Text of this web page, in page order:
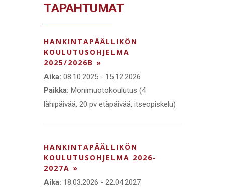
TAPAHTUMAT
HANKINTAPÄÄLLIKÖN
KOULUTUSOHJELMA
2025/2026B »
Aika: 08.10.2025 - 15.12.2026
Paikka: Monimuotokoulutus (4
lähipäivää, 20 pv etäpäivää, itseopiskelu)
HANKINTAPÄÄLLIKÖN
KOULUTUSOHJELMA 2026-
2027A »
Aika: 18.03.2026 - 22.04.2027